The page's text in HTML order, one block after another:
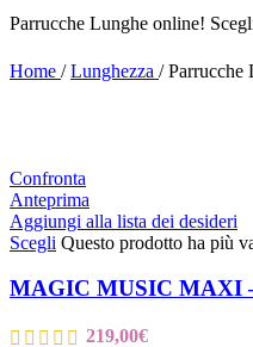
Parrucche Lunghe online!
Home / Lunghezza / Parrucche
Confronta
Anteprima
Aggiungi alla lista dei desideri
Scegli Questo prodotto ha più
MAGIC MUSIC MAXI
219,00€